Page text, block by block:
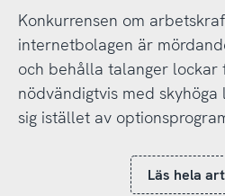
Konkurrensen om
internetbolagen är
och behålla talanger lockar
nödvändigtvis med
sig istället av
Läs hela